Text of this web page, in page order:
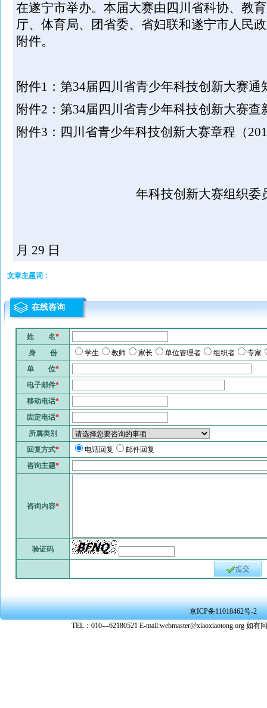
在遂宁市举办。本届大赛由四川省科协、教
厅、体育局、团省委、省妇联和遂宁市人民
附件。
附件1：第34届四川省青少年科技创新大赛通
附件2：第34届四川省青少年科技创新大赛查
附件3：四川省青少年科技创新大赛章程（
年科技创新大赛组织委
月 29 日
文章主题词：
在线咨询
姓 名*
身 份
学生 教师 家长 单位管理者 组织者
专家
单 位*
电子邮件*
移动电话*
固定电话*
所属类别
回复方式* 电话回复
邮件回复
咨询主题*
咨询内容*
验证码
提交
京ICP备11018462号-2
TEL：010—62180521 E-mail:webmaster@xiaoxiaotong.org 如